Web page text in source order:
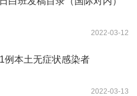
2022-03-12
例本土无症状感染者
2022-03-13